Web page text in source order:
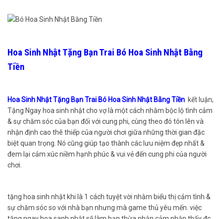
Hoa Sinh Nhật Tặng Bạn Trai Bó Hoa Sinh Nhật Bằng
Tiền
Hoa Sinh Nhật Tặng Bạn Trai Bó Hoa Sinh Nhật Bằng Tiền kết luận,
Tặng Ngay hoa sinh nhật cho vợ là một cách nhằm bộc lộ tình cảm
& sự chăm sóc của bạn đối với cung phi, cùng theo đó tôn lên và
nhận định cao thê thiếp của người chơi giữa những thời gian đặc
biệt quan trọng. Nó cũng giúp tạo thành các lưu niệm đẹp nhất &
đem lại cảm xúc niềm hạnh phúc & vui vẻ đến cung phi của người
chơi.
tặng hoa sinh nhật khi là 1 cách tuyệt vời nhằm biểu thị cảm tình &
sự chăm sóc so với nhà bạn nhưng mà game thủ yêu mến. việc